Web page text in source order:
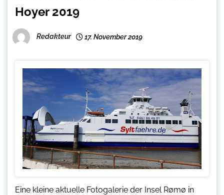
Hoyer 2019
Redakteur 17. November 2019
Eine kleine aktuelle Fotogalerie der Insel Rømø in